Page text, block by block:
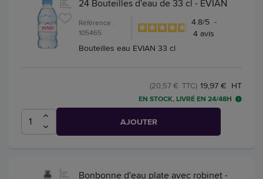
24 Bouteilles d'eau de 33 cl - EVIAN
Référence :
105465
4.8/5 -
4avis
Bouteilles eau EVIAN 33 cl
19,97 € HT
(20,57 € TTC)
EN STOCK, LIVRÉ EN 24/48H
AJOUTER
Bonbonne d'eau plate avec robinet -